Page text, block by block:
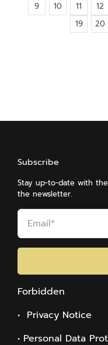
9
10 11 12
19
20
Subscribe
Stay up-to-date with
the newsletter.
Forbidden
• Privacy Notice
• Personal Data